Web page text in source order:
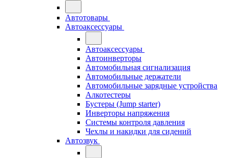
Автотовары
Автоаксессуары
Автоаксессуары
Автоинверторы
Автомобильная сигнализация
Автомобильные держатели
Автомобильные зарядные устройства
Алкотестеры
Бустеры (Jump starter)
Инверторы напряжения
Системы контроля давления
Чехлы и накидки для сидений
Автозвук